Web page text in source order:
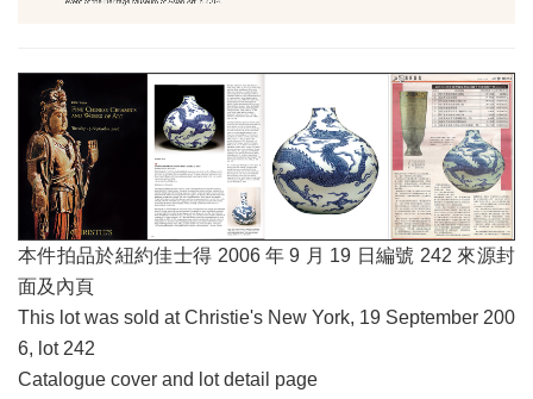
本件拍品於紐約佳士得 2006 年 9 月 19 日編號 242 來源封
面及內頁
This lot was sold at Christie's New York, 19 September 200
6, lot 242
Catalogue cover and lot detail page